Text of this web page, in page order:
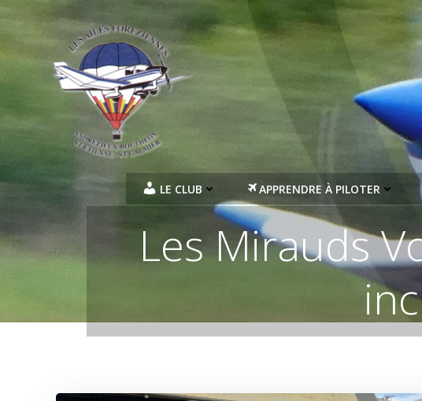
contenu
LE CLUB APPRENDRE À PILOTER
Les Mirauds